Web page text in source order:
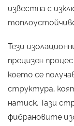
известна с
Тези
прецизен
което се
структура,
натиск. Тази
фибрановите